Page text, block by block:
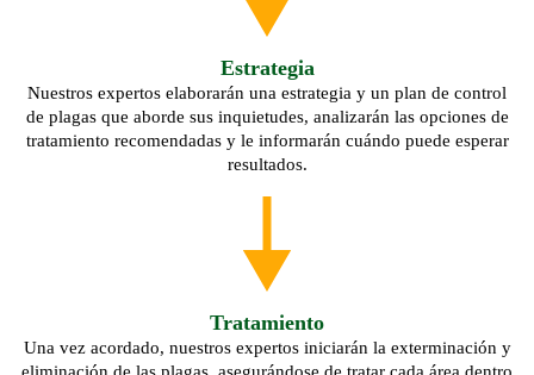
Estrategia
Nuestros expertos elaborarán una estrategia y un plan de control
de plagas que aborde sus inquietudes, analizarán las opciones de
tratamiento recomendadas y le informarán cuándo puede esperar
resultados.
Tratamiento
Una vez acordado, nuestros expertos iniciarán la exterminación y